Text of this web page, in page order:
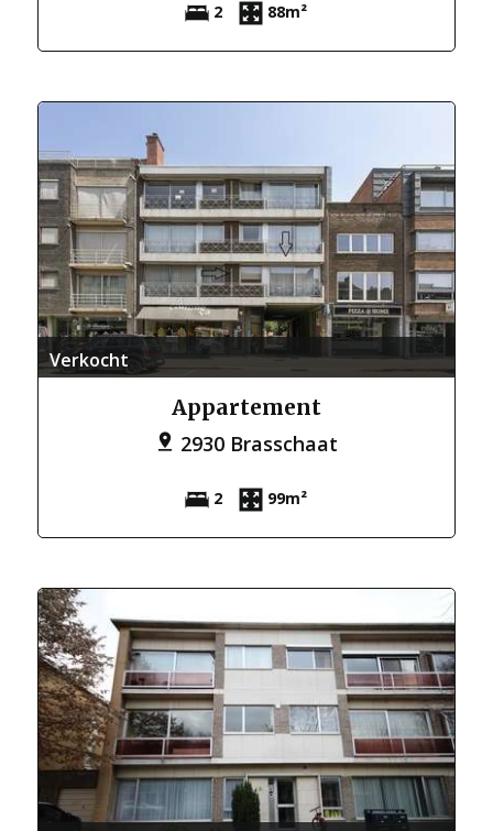
2 88m²
Verkocht
Appartement
2930 Brasschaat
2 99m²